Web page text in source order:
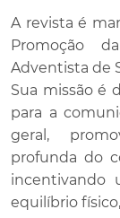
A revista é
Promoção
Adventista de
Sua missão é
para a
geral,
profunda do
incentivando
equilíbrio